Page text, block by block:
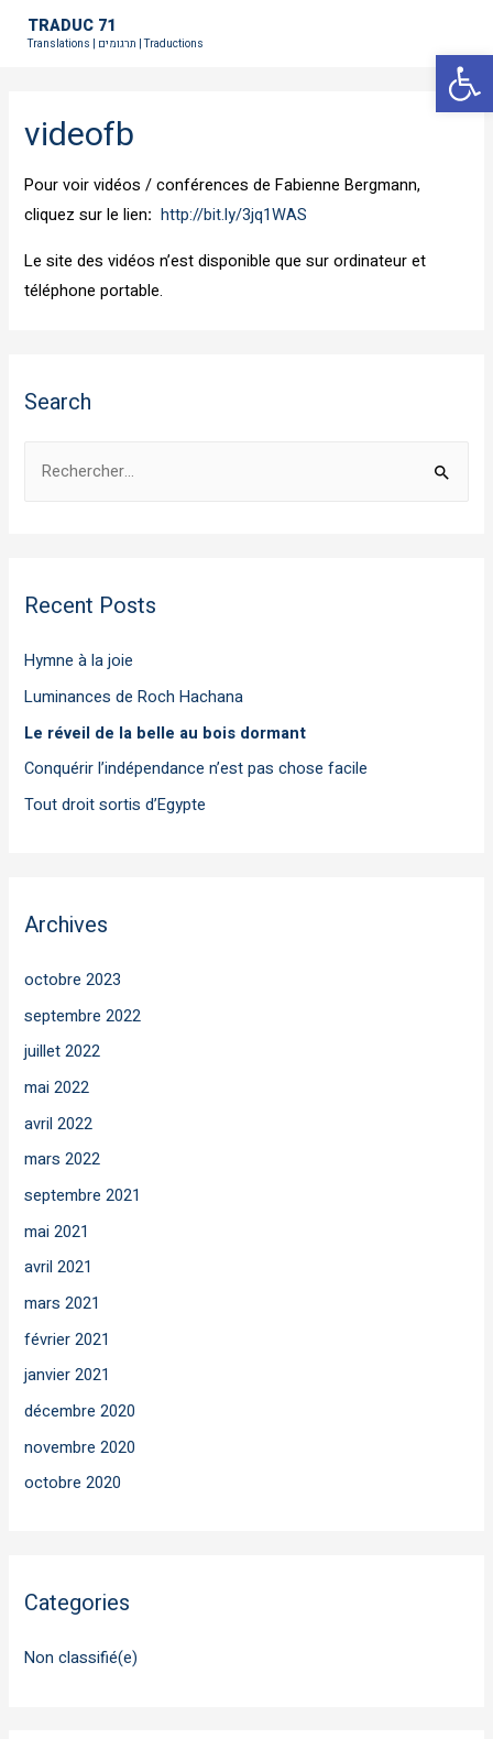
TRADUC 71
Translations | תרגומים | Traductions
videofb
Pour voir vidéos / conférences de Fabienne Bergmann,
cliquez sur le lien:http://bit.ly/3jq1WAS
Le site des vidéos n’est disponible que sur ordinateur et
téléphone portable.
Search
Recent Posts
Hymne à la joie
Luminances de Roch Hachana
Le réveil de la belle au bois dormant
Conquérir l’indépendance n’est pas chose facile
Tout droit sortis d’Egypte
Archives
octobre 2023
septembre 2022
juillet 2022
mai 2022
avril 2022
mars 2022
septembre 2021
mai 2021
avril 2021
mars 2021
février 2021
janvier 2021
décembre 2020
novembre 2020
octobre 2020
Categories
Non classifié(e)
Ouvrir